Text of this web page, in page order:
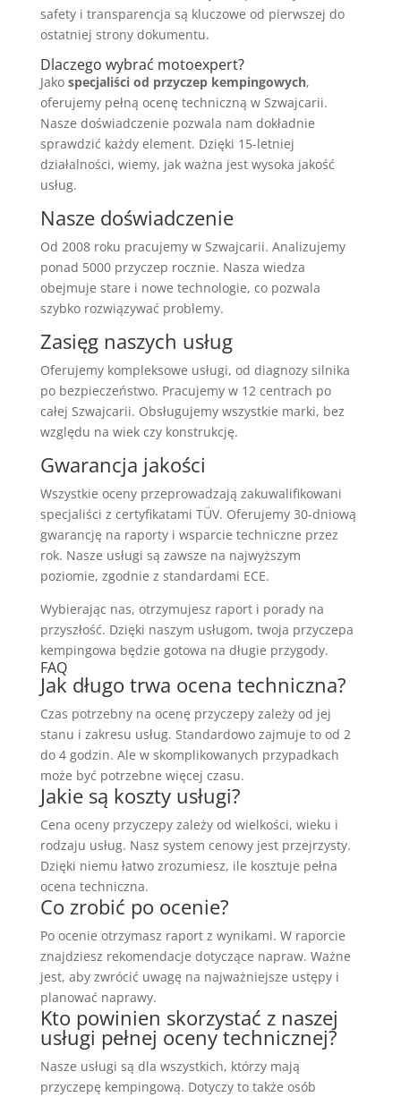
safety i transparencja są kluczowe od pierwszej do
ostatniej strony dokumentu.
Dlaczego wybrać motoexpert?
Jako specjaliści od przyczep kempingowych,
oferujemy pełną ocenę techniczną w Szwajcarii.
Nasze doświadczenie pozwala nam dokładnie
sprawdzić każdy element. Dzięki 15-letniej
działalności, wiemy, jak ważna jest wysoka jakość
usług.
Nasze doświadczenie
Od 2008 roku pracujemy w Szwajcarii. Analizujemy
ponad 5000 przyczep rocznie. Nasza wiedza
obejmuje stare i nowe technologie, co pozwala
szybko rozwiązywać problemy.
Zasięg naszych usług
Oferujemy kompleksowe usługi, od diagnozy silnika
po bezpieczeństwo. Pracujemy w 12 centrach po
całej Szwajcarii. Obsługujemy wszystkie marki, bez
względu na wiek czy konstrukcję.
Gwarancja jakości
Wszystkie oceny przeprowadzają zakuwalifikowani
specjaliści z certyfikatami TÜV. Oferujemy 30-dniową
gwarancję na raporty i wsparcie techniczne przez
rok. Nasze usługi są zawsze na najwyższym
poziomie, zgodnie z standardami ECE.
Wybierając nas, otrzymujesz raport i porady na
przyszłość. Dzięki naszym usługom, twoja przyczepa
kempingowa będzie gotowa na długie przygody.
FAQ
Jak długo trwa ocena techniczna?
Czas potrzebny na ocenę przyczepy zależy od jej
stanu i zakresu usług. Standardowo zajmuje to od 2
do 4 godzin. Ale w skomplikowanych przypadkach
może być potrzebne więcej czasu.
Jakie są koszty usługi?
Cena oceny przyczepy zależy od wielkości, wieku i
rodzaju usług. Nasz system cenowy jest przejrzysty.
Dzięki niemu łatwo zrozumiesz, ile kosztuje pełna
ocena techniczna.
Co zrobić po ocenie?
Po ocenie otrzymasz raport z wynikami. W raporcie
znajdziesz rekomendacje dotyczące napraw. Ważne
jest, aby zwrócić uwagę na najważniejsze ustępy i
planować naprawy.
Kto powinien skorzystać z naszej
usługi pełnej oceny technicznej?
Nasze usługi są dla wszystkich, którzy mają
przyczepę kempingową. Dotyczy to także osób